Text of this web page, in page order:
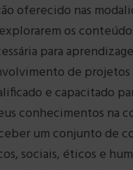
oferecido nas
os
para
de
e capacitado
conhecimentos na
um conjunto de
sociais, éticos e